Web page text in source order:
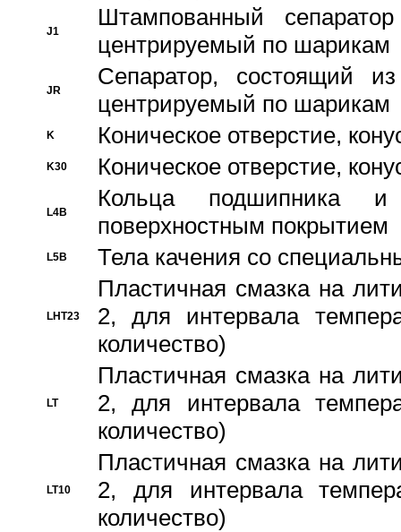
J1
Штампованный
центрируемый по шарикам
JR
Сепаратор, состоящий
центрируемый по шарикам
K Коническое отверстие,
K30 Коническое отверстие,
L4B
Кольца подшипника
поверхностным покрытием
L5B Тела качения со
LHT23
Пластичная смазка на
2, для интервала
количество)
LT
Пластичная смазка на
2, для интервала
количество)
LT10
Пластичная смазка на
2, для интервала
количество)